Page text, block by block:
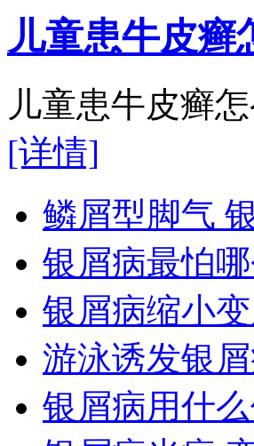
儿童患牛皮癣
儿童患牛皮癣
[详情]
鳞屑型脚气
银屑病最怕
银屑病缩小
游泳诱发银
银屑病用什